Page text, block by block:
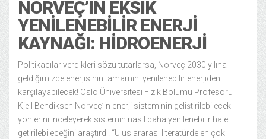
NORVEÇ’IN EKSIK
YENILENEBILIR ENERJI
KAYNAĞI: HIDROENERJI
Politikacılar verdikleri sözü tutarlarsa, Norveç 2030 yılına
geldiğimizde enerjisinin tamamını yenilenebilir enerjiden
karşılayabilecek! Oslo Üniversitesi Fizik Bölümü Profesörü
Kjell Bendiksen Norveç’in enerji sisteminin geliştirilebilecek
yönlerini inceleyerek sistemin nasıl daha yenilenebilir hale
getirilebileceğini araştırdı. “Uluslararası literatürde en çok